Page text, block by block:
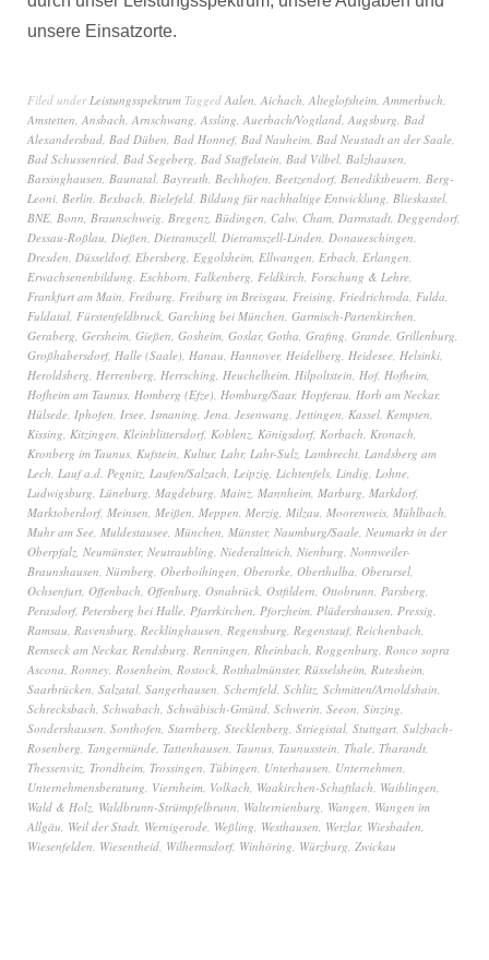
unsere Einsatzorte.
Filed underLeistungsspektrum Tagged Aalen, Aichach, Alteglofsheim, Ammerbuch,
Amstetten, Ansbach, Arnschwang, Assling, Auerbach/Vogtland, Augsburg, Bad
Alexandersbad, Bad Düben, Bad Honnef, Bad Nauheim, Bad Neustadt an der Saale,
Bad Schussenried, Bad Segeberg, Bad Staffelstein, Bad Vilbel, Balzhausen,
Barsinghausen, Baunatal, Bayreuth, Bechhofen, Beetzendorf, Benediktbeuern, Berg-
Leoni, Berlin, Bexbach, Bielefeld, Bildung für nachhaltige Entwicklung, Blieskastel,
BNE, Bonn, Braunschweig, Bregenz, Büdingen, Calw, Cham, Darmstadt, Deggendorf,
Dessau-Roßlau, Dießen, Dietramszell, Dietramszell-Linden, Donaueschingen,
Dresden, Düsseldorf, Ebersberg, Eggolsheim, Ellwangen, Erbach, Erlangen,
Erwachsenenbildung, Eschborn, Falkenberg, Feldkirch, Forschung & Lehre,
Frankfurt am Main, Freiburg, Freiburg im Breisgau, Freising, Friedrichroda, Fulda,
Fuldatal, Fürstenfeldbruck, Garching bei München, Garmisch-Partenkirchen,
Geraberg, Gersheim, Gießen, Gosheim, Goslar, Gotha, Grafing, Grande, Grillenburg,
Großhabersdorf, Halle (Saale), Hanau, Hannover, Heidelberg, Heidesee, Helsinki,
Heroldsberg, Herrenberg, Herrsching, Heuchelheim, Hilpoltstein, Hof, Hofheim,
Hofheim am Taunus, Homberg (Efze), Homburg/Saar, Hopferau, Horb am Neckar,
Hülsede, Iphofen, Irsee, Ismaning, Jena, Jesenwang, Jettingen, Kassel, Kempten,
Kissing, Kitzingen, Kleinblittersdorf, Koblenz, Königsdorf, Korbach, Kronach,
Kronberg im Taunus, Kufstein, Kultur, Lahr, Lahr-Sulz, Lambrecht, Landsberg am
Lech, Lauf a.d. Pegnitz, Laufen/Salzach, Leipzig, Lichtenfels, Lindig, Lohne,
Ludwigsburg, Lüneburg, Magdeburg, Mainz, Mannheim, Marburg, Markdorf,
Marktoberdorf, Meinsen, Meißen, Meppen, Merzig, Milzau, Moorenweis, Mühlbach,
Muhr am See, Muldestausee, München, Münster, Naumburg/Saale, Neumarkt in der
Oberpfalz, Neumünster, Neutraubling, Niederaltteich, Nienburg, Nonnweiler-
Braunshausen, Nürnberg, Oberboihingen, Oberorke, Oberthulba, Oberursel,
Ochsenfurt, Offenbach, Offenburg, Osnabrück, Ostfildern, Ottobrunn, Parsberg,
Perasdorf, Petersberg bei Halle, Pfarrkirchen, Pforzheim, Plüdershausen, Pressig,
Ramsau, Ravensburg, Recklinghausen, Regensburg, Regenstauf, Reichenbach,
Remseck am Neckar, Rendsburg, Renningen, Rheinbach, Roggenburg, Ronco sopra
Ascona, Ronney, Rosenheim, Rostock, Rotthalmünster, Rüsselsheim, Rutesheim,
Saarbrücken, Salzatal, Sangerhausen, Schernfeld, Schlitz, Schmitten/Arnoldshain,
Schrecksbach, Schwabach, Schwäbisch-Gmünd, Schwerin, Seeon, Sinzing,
Sondershausen, Sonthofen, Starnberg, Stecklenberg, Striegistal, Stuttgart, Sulzbach-
Rosenberg, Tangermünde, Tattenhausen, Taunus, Taunusstein, Thale, Tharandt,
Thessenvitz, Trondheim, Trossingen, Tübingen, Unterhausen, Unternehmen,
Unternehmensberatung, Viernheim, Volkach, Waakirchen-Schaftlach, Waiblingen,
Wald & Holz, Waldbrunn-Strümpfelbrunn, Walternienburg, Wangen, Wangen im
Allgäu, Weil der Stadt, Wernigerode, Weßling, Westhausen, Wetzlar, Wiesbaden,
Wiesenfelden, Wiesentheid, Wilhermsdorf, Winhöring, Würzburg, Zwickau